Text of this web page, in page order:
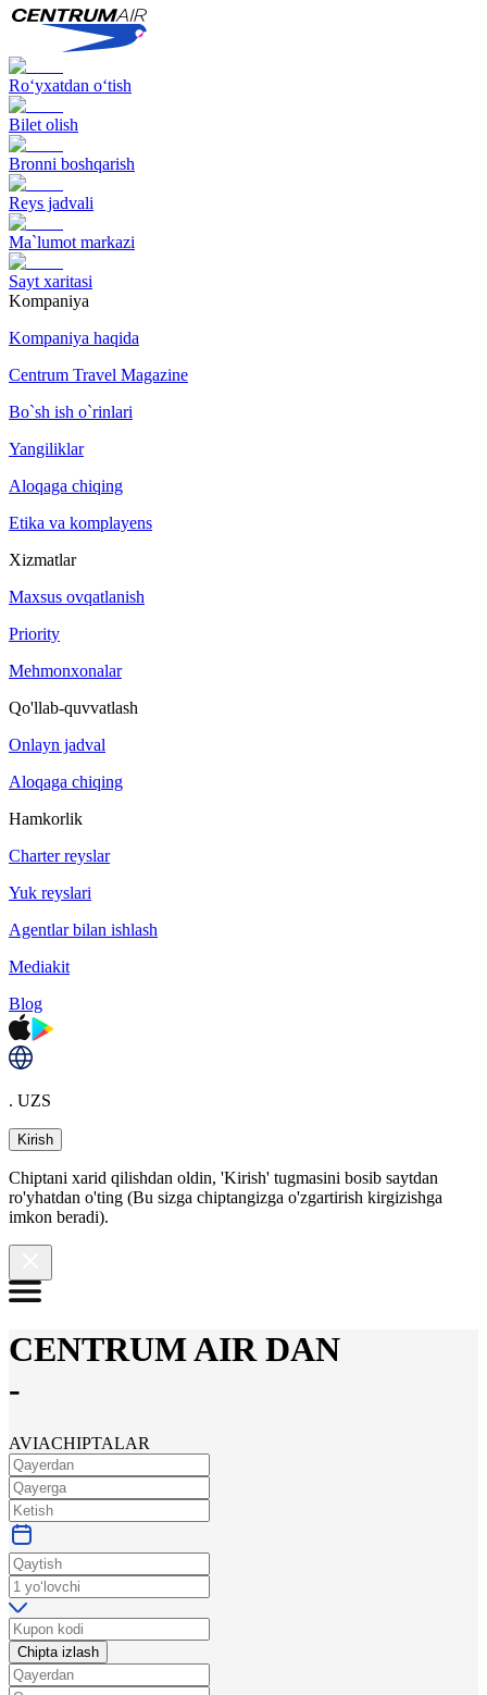
Ro‘yxatdan o‘tish
Bilet olish
Bronni boshqarish
Reys jadvali
Ma`lumot markazi
Sayt xaritasi
Kompaniya
Kompaniya haqida
Centrum Travel Magazine
Bo`sh ish o`rinlari
Yangiliklar
Aloqaga chiqing
Etika va komplayens
Xizmatlar
Maxsus ovqatlanish
Priority
Mehmonxonalar
Qo'llab-quvvatlash
Onlayn jadval
Aloqaga chiqing
Hamkorlik
Charter reyslar
Yuk reyslari
Agentlar bilan ishlash
Mediakit
Blog
. UZS
Kirish
Chiptani xarid qilishdan oldin, 'Kirish' tugmasini bosib saytdan
ro'yhatdan o'ting (Bu sizga chiptangizga o'zgartirish kirgizishga
imkon beradi).
CENTRUM AIR DAN
-
AVIACHIPTALAR
Chipta izlash